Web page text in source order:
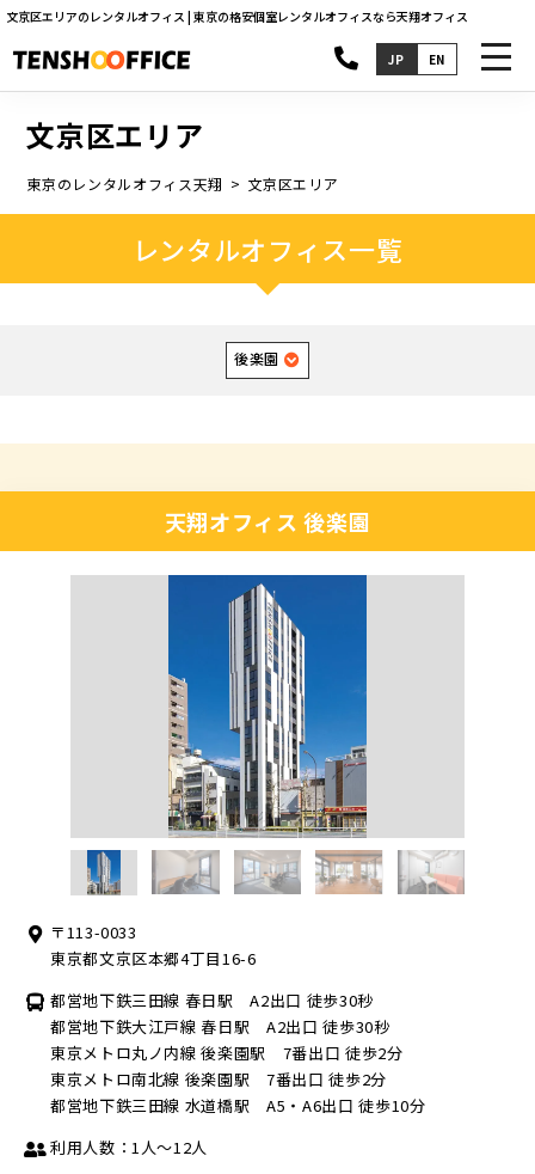
文京区エリアのレンタルオフィス | 東京の格安個室レンタルオフィスなら天翔オフィス
JP EN
文京区エリア
東京のレンタルオフィス天翔 文京区エリア
レンタルオフィス一覧
後楽園
天翔オフィス 後楽園
〒113-0033
東京都文京区本郷4丁目16-6
都営地下鉄三田線 春日駅 A2出口 徒歩30秒
都営地下鉄大江戸線 春日駅 A2出口 徒歩30秒
東京メトロ丸ノ内線 後楽園駅 7番出口 徒歩2分
東京メトロ南北線 後楽園駅 7番出口 徒歩2分
都営地下鉄三田線 水道橋駅 A5・A6出口 徒歩10分
利用人数：1人～12人